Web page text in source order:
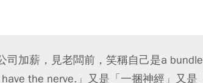
司加薪，見老闆前，笑稱自己是a
have the nerve.」又是「一捆神經」又